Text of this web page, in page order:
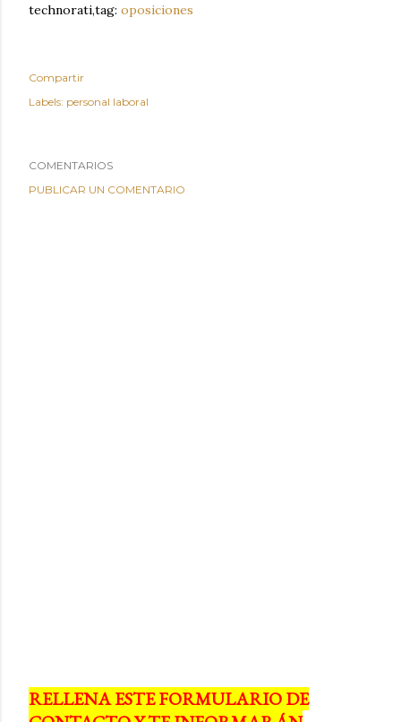
technorati,tag: oposiciones
Compartir
Labels: personal laboral
COMENTARIOS
PUBLICAR UN COMENTARIO
RELLENA ESTE FORMULARIO DE